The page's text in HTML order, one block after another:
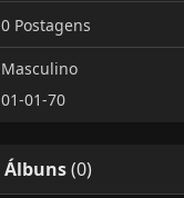
0 Postagens
Masculino
01-01-70
Álbuns(0)